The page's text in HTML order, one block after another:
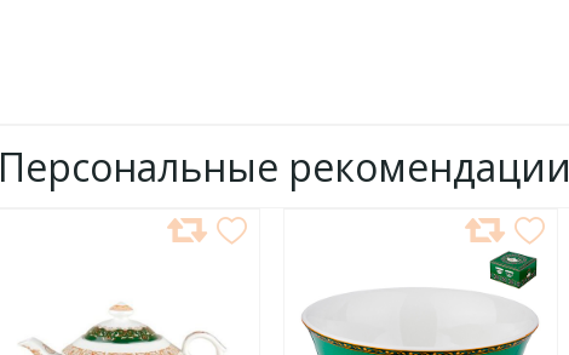
Персональные рекомендации
ИЗБРАННОЕ